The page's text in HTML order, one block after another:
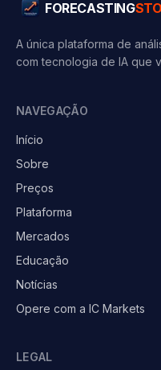
FORECASTING
A única plataforma de
com tecnologia de IA que
NAVEGAÇÃO
Início
Sobre
Preços
Plataforma
Mercados
Educação
Notícias
Opere com a IC Markets
LEGAL